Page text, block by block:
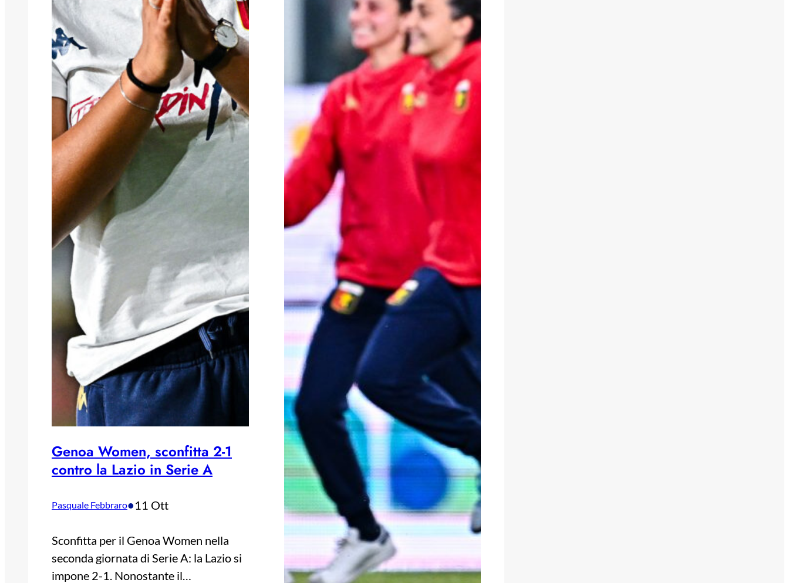
Genoa Women, sconfitta 2-1
contro la Lazio in Serie A
Pasquale Febbraro•11 Ott
Sconfitta per il Genoa Women nella
seconda giornata di Serie A: la Lazio si
impone 2-1. Nonostante il…